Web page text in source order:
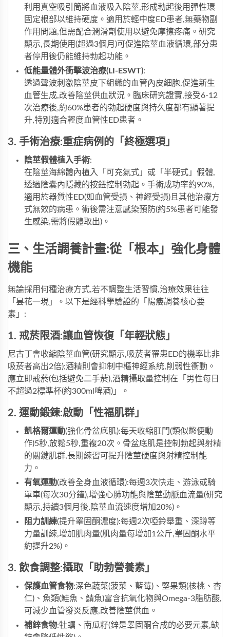
利用真空吸引筒將血液吸入陰莖,形成勃起後用彈性環
固定根部以維持硬度。適用於輕中度ED患者,無藥物副
作用問題,但需配合潤滑劑使用以避免摩擦疼痛。研究
顯示,長期使用(超過3個月)可促進陰莖血液循環,部分患
者停用後仍能維持勃起功能。
低能量體外衝擊波治療(LI-ESWT):
透過聲波刺激陰莖皮下組織的血管內皮細胞,促進新生
血管生成,改善陰莖供血狀況。臨床研究證實,接受6-12
次治療後,約60%患者的勃起硬度與持久度都有顯著提
升,特別適合輕度血管性ED患者。
3. 手術治療:重症病例的「終極選項」
陰莖假體植入手術:
在陰莖海綿體內植入「可充氣式」或「半硬式」假體,
透過陰囊內隱藏的按鈕控制勃起。手術成功率約90%,
適用於器質性ED(如血管受損、神經受損)且其他治療方
式無效的病患。術後需注意感染預防(約5%患者可能發
生感染,需將假體取出)。
三、生活調養計畫:從「根本」強化身體
機能
無論採用何種治療方式,若不調整生活習慣,治療效果往往
「昙花一現」。以下是經科學驗證的「陽痿調養核心要
素」:
1. 戒菸限酒:讓血管恢復「年輕狀態」
尼古丁會收縮陰莖血管(研究顯示,吸菸者罹患ED的機率比非
吸菸者高出2倍);酒精則會抑制中樞神經系統,削弱性衝動。
應立即戒菸(包括避免二手菸),酒精攝取量控制在「男性每日
不超過2標準杯(約300ml啤酒)」。
2. 運動鍛鍊:啟動「性福肌群」
凱格爾運動(強化骨盆底肌):每天收縮肛門(類似憋便動
作)5秒,放鬆5秒,重複20次。骨盆底肌是控制勃起與射精
的關鍵肌群,長期練習可提升陰莖硬度與射精控制能
力。
有氧運動(改善全身血液循環):每週3次快走、游泳或騎
單車(每次30分鐘),增強心肺功能與陰莖動脈血流量(研究
顯示,持續3個月後,陰莖血流速度增加20%)。
阻力訓練(提升睾固酮濃度):每週2次啞鈴舉重、深蹲等
力量訓練,增加肌肉量(肌肉量每增加1公斤,睾固酮水平
約提升2%)。
3. 飲食調整:攝取「助勃營養素」
保護血管食物:深色蔬菜(菠菜、藍莓)、堅果類(核桃、杏
仁)、魚類(鮭魚、鯖魚)富含抗氧化物與Omega-3脂肪酸,
可減少血管發炎反應,改善陰莖供血。
補鋅食物:牡蠣、南瓜籽(鋅是睾固酮合成的必要元素,缺